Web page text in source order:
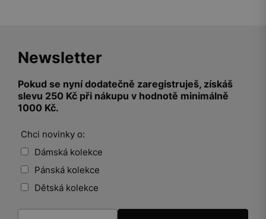
Newsletter
Pokud se nyní dodatečně zaregistruješ, získáš
slevu 250 Kč při nákupu v hodnotě minimálně
1000 Kč.
Chci novinky o:
Dámská kolekce
Pánská kolekce
Dětská kolekce